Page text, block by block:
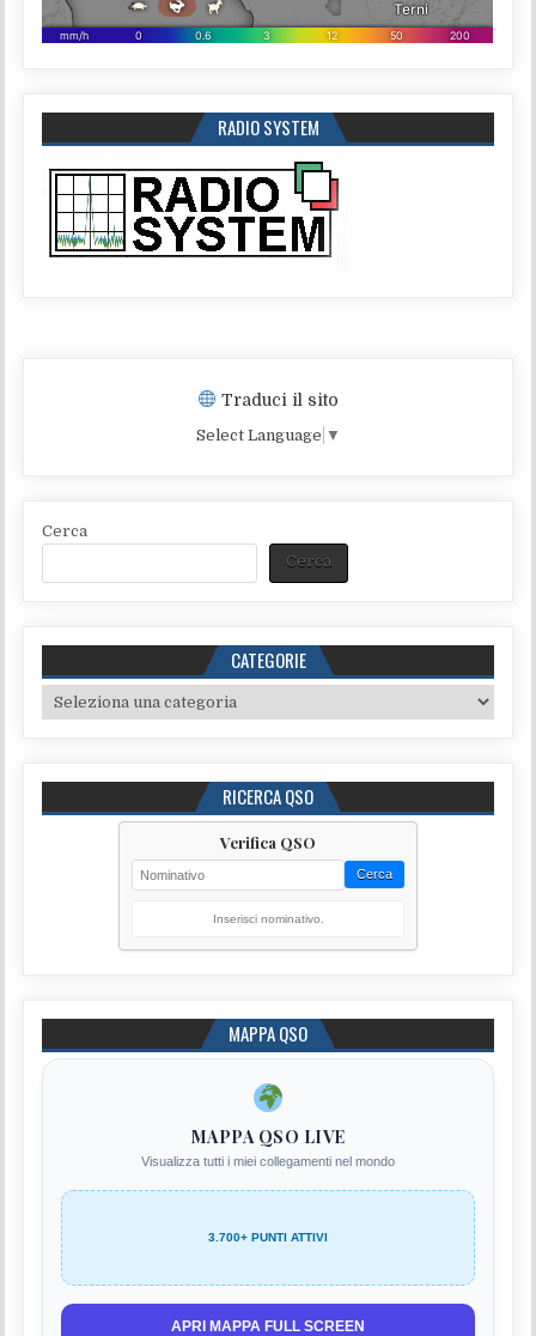
RADIO SYSTEM
Traduci il sito
Select Language ▼
Cerca
Cerca
CATEGORIE
Categorie
RICERCA QSO
Verifica QSO
Cerca
Inserisci nominativo.
MAPPA QSO
MAPPA QSO LIVE
Visualizza tutti i miei collegamenti nel mondo
3.700+ PUNTI ATTIVI
APRI MAPPA FULL SCREEN